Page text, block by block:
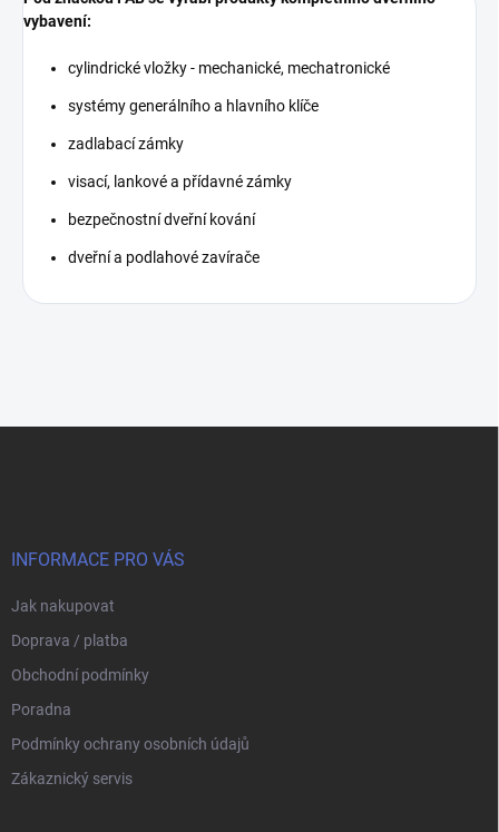
vybavení:
cylindrické vložky - mechanické, mechatronické
systémy generálního a hlavního klíče
zadlabací zámky
visací, lankové a přídavné zámky
bezpečnostní dveřní kování
dveřní a podlahové zavírače
INFORMACE PRO VÁS
Jak nakupovat
Doprava / platba
Obchodní podmínky
Poradna
Podmínky ochrany osobních údajů
Zákaznický servis